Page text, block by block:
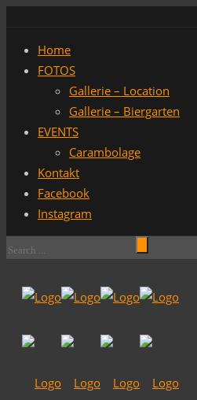
Home
FOTOS
Gallerie – Location
Gallerie – Biergarten
EVENTS
Carambolage
Kontakt
Facebook
Instagram